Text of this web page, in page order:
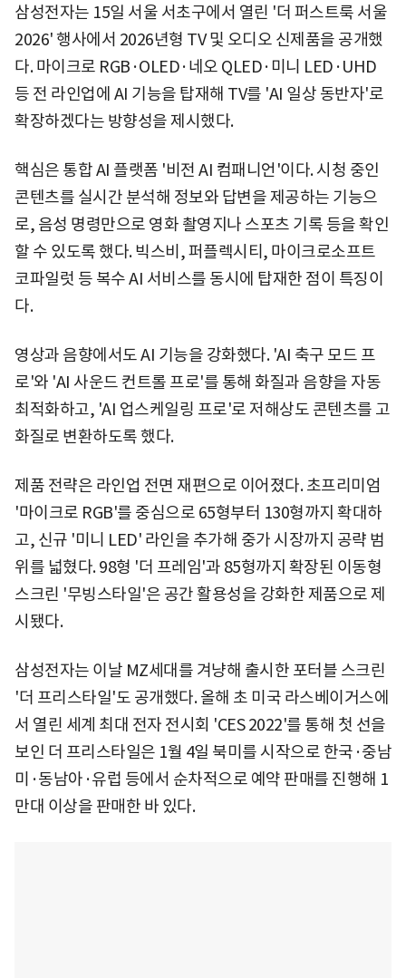
삼성전자는 15일 서울 서초구에서 열린 '더 퍼스트룩 서울
2026' 행사에서 2026년형 TV 및 오디오 신제품을 공개했
다. 마이크로 RGB·OLED·네오 QLED·미니 LED·UHD
등 전 라인업에 AI 기능을 탑재해 TV를 'AI 일상 동반자'로
확장하겠다는 방향성을 제시했다.
핵심은 통합 AI 플랫폼 '비전 AI 컴패니언'이다. 시청 중인
콘텐츠를 실시간 분석해 정보와 답변을 제공하는 기능으
로, 음성 명령만으로 영화 촬영지나 스포츠 기록 등을 확인
할 수 있도록 했다. 빅스비, 퍼플렉시티, 마이크로소프트
코파일럿 등 복수 AI 서비스를 동시에 탑재한 점이 특징이
다.
영상과 음향에서도 AI 기능을 강화했다. 'AI 축구 모드 프
로'와 'AI 사운드 컨트롤 프로'를 통해 화질과 음향을 자동
최적화하고, 'AI 업스케일링 프로'로 저해상도 콘텐츠를 고
화질로 변환하도록 했다.
제품 전략은 라인업 전면 재편으로 이어졌다. 초프리미엄
'마이크로 RGB'를 중심으로 65형부터 130형까지 확대하
고, 신규 '미니 LED' 라인을 추가해 중가 시장까지 공략 범
위를 넓혔다. 98형 '더 프레임'과 85형까지 확장된 이동형
스크린 '무빙스타일'은 공간 활용성을 강화한 제품으로 제
시됐다.
삼성전자는 이날 MZ세대를 겨냥해 출시한 포터블 스크린
'더 프리스타일'도 공개했다. 올해 초 미국 라스베이거스에
서 열린 세계 최대 전자 전시회 'CES 2022'를 통해 첫 선을
보인 더 프리스타일은 1월 4일 북미를 시작으로 한국·중남
미·동남아·유럽 등에서 순차적으로 예약 판매를 진행해 1
만대 이상을 판매한 바 있다.